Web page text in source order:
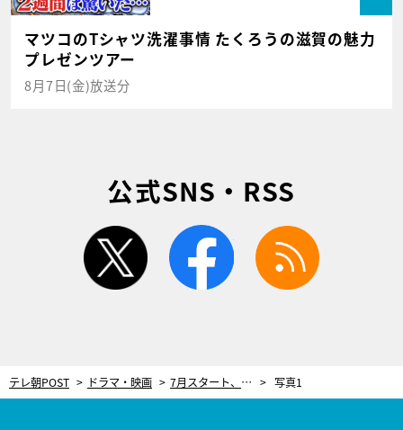
マツコのTシャツ洗濯事情 たくろうの滋賀の魅力
プレゼンツアー
8月7日(金)放送分
公式SNS・RSS
twitter facebook
テレ朝POST ドラマ・映画 7月スタート、主演・今田美桜『クロスロード 』共演者解禁第2弾！寛一郎＆泉澤祐希が参戦 写真1